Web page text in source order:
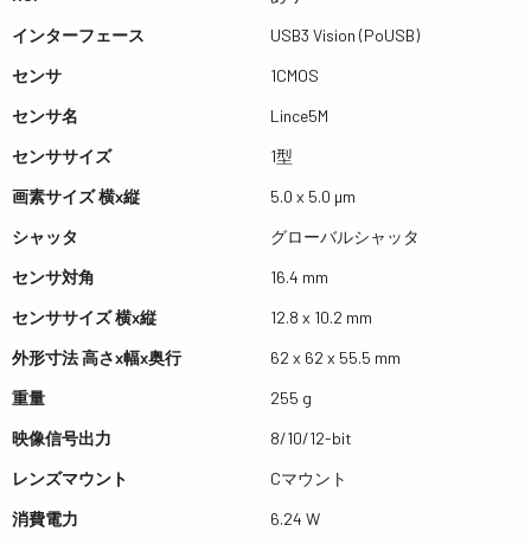
インターフェース
USB3 Vision (PoUSB)
センサ
1CMOS
センサ名
Lince5M
センササイズ
1型
画素サイズ 横x縦
5.0 x 5.0 µm
シャッタ
グローバルシャッタ
センサ対角
16.4 mm
センササイズ 横x縦
12.8 x 10.2 mm
外形寸法 高さx幅x奥行
62 x 62 x 55.5 mm
重量
255 g
映像信号出力
8/10/12-bit
レンズマウント
Cマウント
消費電力
6.24 W